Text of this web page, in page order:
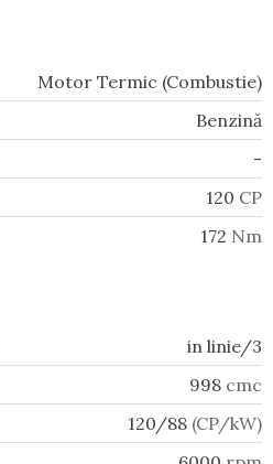
Motor Termic (Combustie)
Benzină
-
120 CP
172 Nm
in linie/3
998 cmc
120/88 (CP/kW)